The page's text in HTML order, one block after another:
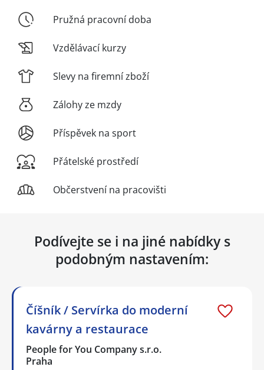
Pružná pracovní doba
Vzdělávací kurzy
Slevy na firemní zboží
Zálohy ze mzdy
Příspěvek na sport
Přátelské prostředí
Občerstvení na pracovišti
Podívejte se i na jiné nabídky s
podobným nastavením:
Číšník / Servírka do moderní
kavárny a restaurace
People for You Company s.r.o.
Praha